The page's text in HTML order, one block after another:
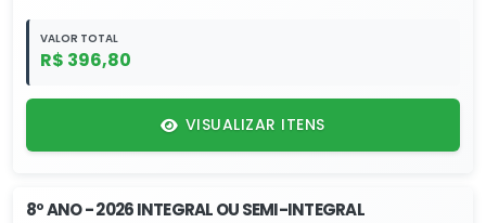
VALOR TOTAL
R$ 396,80
VISUALIZAR ITENS
8º ANO - 2026 INTEGRAL OU SEMI-INTEGRAL